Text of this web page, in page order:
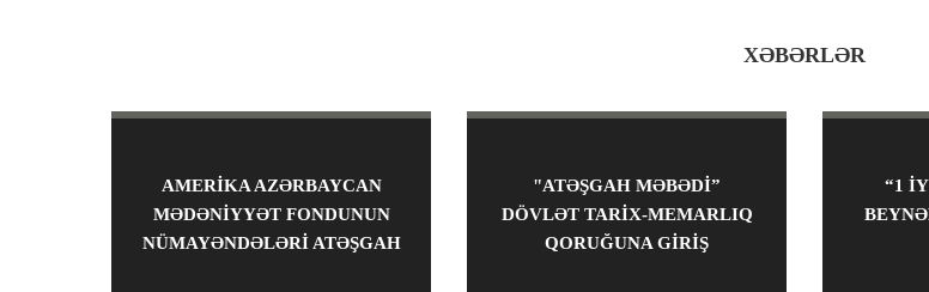
XƏBƏRLƏR
AMERIKA AZƏRBAYCAN
MƏDƏNIYYƏT FONDUNUN
NÜMAYƏNDƏLƏRI ATƏŞGAH
"ATƏŞGAH MƏBƏDİ”
DÖVLƏT TARİX-MEMARLIQ
QORUĞUNA GİRİŞ
“1